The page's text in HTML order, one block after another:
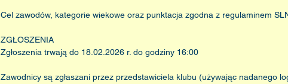
Cel zawodów, kategorie wiekowe oraz punktacja zgodna z regulaminem
ZGŁOSZENIA
Zgłoszenia trwają do 18.02.2026 r. do godziny 16:00
Zawodnicy są zgłaszani przez przedstawiciela klubu (używając nadanego